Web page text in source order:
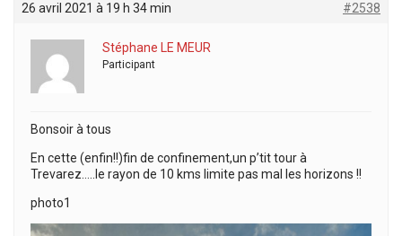
26 avril 2021 à 19 h 34 min #2538
Stéphane LE MEUR
Participant
Bonsoir à tous
En cette (enfin!!)fin de confinement,un p’tit tour à
Trevarez…..le rayon de 10 kms limite pas mal les horizons !!
photo1